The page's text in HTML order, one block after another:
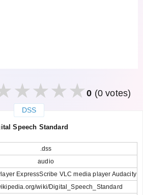
0 (0 votes)
DSS
Speech Standard
.dss
audio
ExpressScribe VLC media player Audacity
wiki/Digital_Speech_Standard